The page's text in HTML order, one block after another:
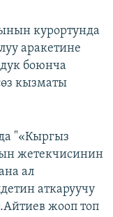
курортунда
аракетине
боюнча
кызматы
"«Кыргыз
жетекчисинин
ал
аткаруучу
жооп топ